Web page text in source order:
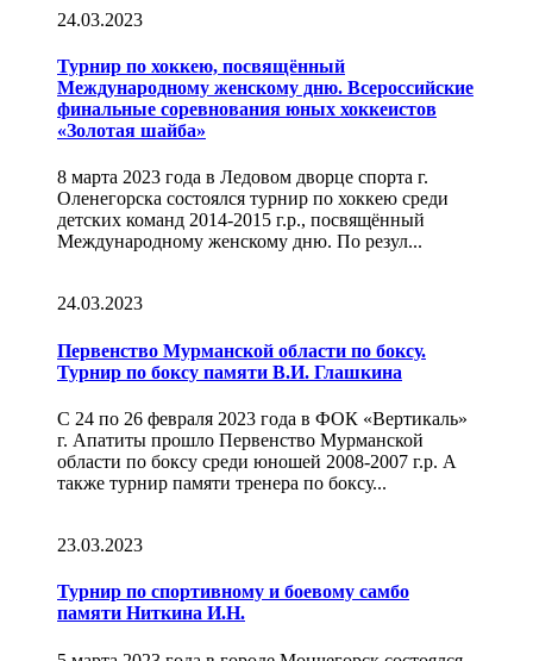
24.03.2023
Турнир по хоккею, посвящённый
Международному женскому дню. Всероссийские
финальные соревнования юных хоккеистов
«Золотая шайба»
8 марта 2023 года в Ледовом дворце спорта г.
Оленегорска состоялся турнир по хоккею среди
детских команд 2014-2015 г.р., посвящённый
Международному женскому дню. По резул...
24.03.2023
Первенство Мурманской области по боксу.
Турнир по боксу памяти В.И. Глашкина
С 24 по 26 февраля 2023 года в ФОК «Вертикаль»
г. Апатиты прошло Первенство Мурманской
области по боксу среди юношей 2008-2007 г.р. А
также турнир памяти тренера по боксу...
23.03.2023
Турнир по спортивному и боевому самбо
памяти Ниткина И.Н.